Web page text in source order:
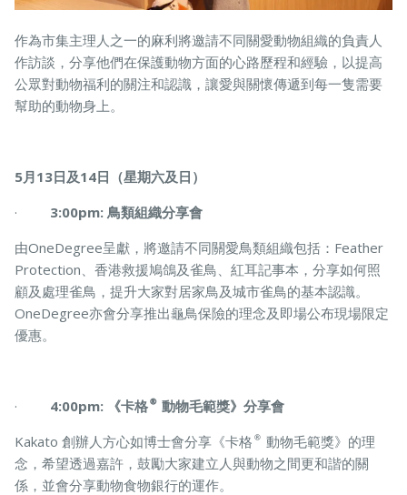
作為市集主理人之一的麻利將邀請不同關愛動物組織的負責人
作訪談，分享他們在保護動物方面的心路歷程和經驗，以提高
公眾對動物福利的關注和認識，讓愛與關懷傳遞到每一隻需要
幫助的動物身上。
5月13日及14日（星期六及日）
· 3:00pm: 鳥類組織分享會
由OneDegree呈獻，將邀請不同關愛鳥類組織包括：Feather
Protection、香港救援鳩鴿及雀鳥、紅耳記事本，分享如何照
顧及處理雀鳥，提升大家對居家鳥及城市雀鳥的基本認識。
OneDegree亦會分享推出龜鳥保險的理念及即場公布現場限定
優惠。
· 4:00pm: 《卡格®動物毛範獎》分享會
Kakato 創辦人方心如博士會分享《卡格®動物毛範獎》的理
念，希望透過嘉許，鼓勵大家建立人與動物之間更和諧的關
係，並會分享動物食物銀行的運作。